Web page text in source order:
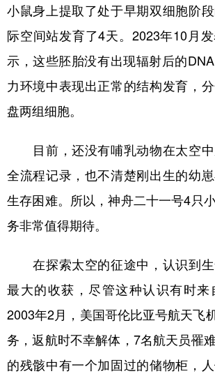
小鼠身上提取了处于早期双细胞阶
际空间站发育了4天。2023年10月
示，这些胚胎没有出现辐射后的
力环境中表现出正常的结构发育，
盘两组细胞。
目前，还没有哺乳动物在太空中
全流程记录，也不清楚刚出生的幼
生存困难。所以，神舟二十一号4只
务非常值得期待。
在探索太空的征途中，认识到生
最大的收获，尽管这种认识有时来
2003年2月，美国哥伦比亚号航天飞
务，返航时不幸解体，7名航天员罹
的残骸中有一个加固过的储物柜，